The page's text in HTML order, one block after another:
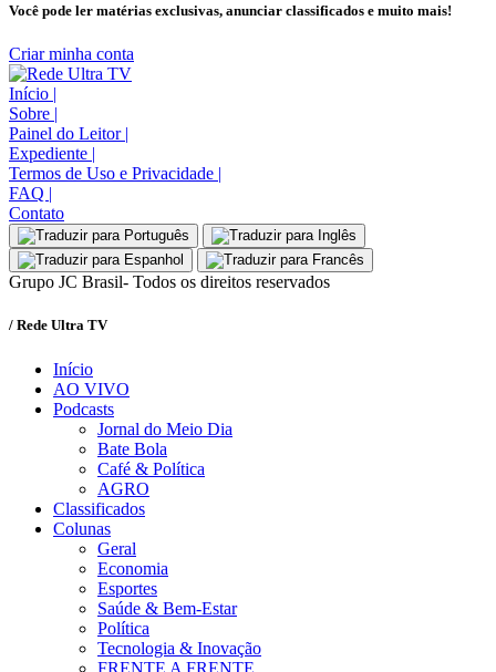
Você pode ler matérias exclusivas, anunciar classificados e muito mais!
Criar minha conta
Início |
Sobre |
Painel do Leitor |
Expediente |
Termos de Uso e Privacidade |
FAQ |
Contato
Grupo JC Brasil- Todos os direitos reservados
/ Rede Ultra TV
Início
AO VIVO
Podcasts
Jornal do Meio Dia
Bate Bola
Café & Política
AGRO
Classificados
Colunas
Geral
Economia
Esportes
Saúde & Bem-Estar
Política
Tecnologia & Inovação
FRENTE A FRENTE